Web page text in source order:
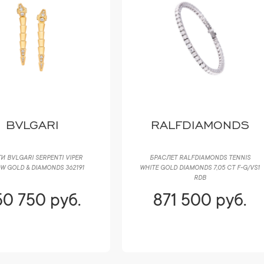
RALFDIAMONDS
RALFDIAMONDS TENNIS
GOLD DIAMONDS 7,05 CT F-G/VS1
500 руб.
NO NAME
БРАСЛЕТ 10,20 CT ROUND CUT
DIAMONDS & WHITE GOLD
871 500 руб.